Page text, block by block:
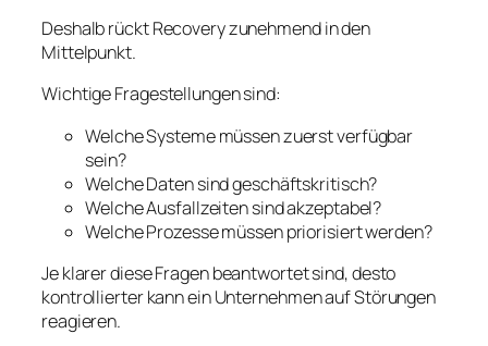
Deshalb rückt Recovery zunehmend in den
Mittelpunkt.
Wichtige Fragestellungen sind:
Welche Systeme müssen zuerst verfügbar
sein?
Welche Daten sind geschäftskritisch?
Welche Ausfallzeiten sind akzeptabel?
Welche Prozesse müssen priorisiert werden?
Je klarer diese Fragen beantwortet sind, desto
kontrollierter kann ein Unternehmen auf Störungen
reagieren.